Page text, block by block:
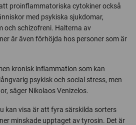
proinflammatoriska cytokiner också
med psykiska sjukdomar,
och schizofreni. Halterna av
är även förhöjda hos personer som är
kronisk inflammation som kan
psykisk och social stress, men
säger Nikolaos Venizelos.
kan visa är att fyra särskilda sorters
minskade upptaget av tyrosin. Det är